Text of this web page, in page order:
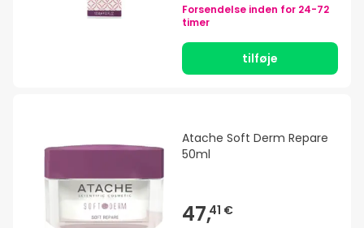
Forsendelse inden for 24-72
timer
tilføje
Atache Soft Derm Repare
50ml
47,41 €